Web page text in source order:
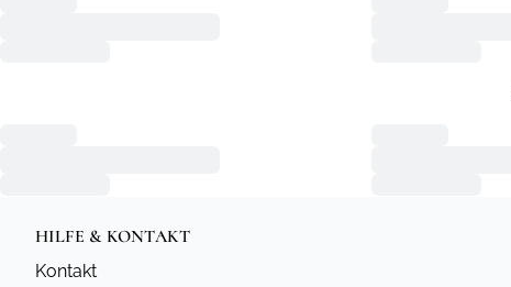
HILFE & KONTAKT
Kontakt